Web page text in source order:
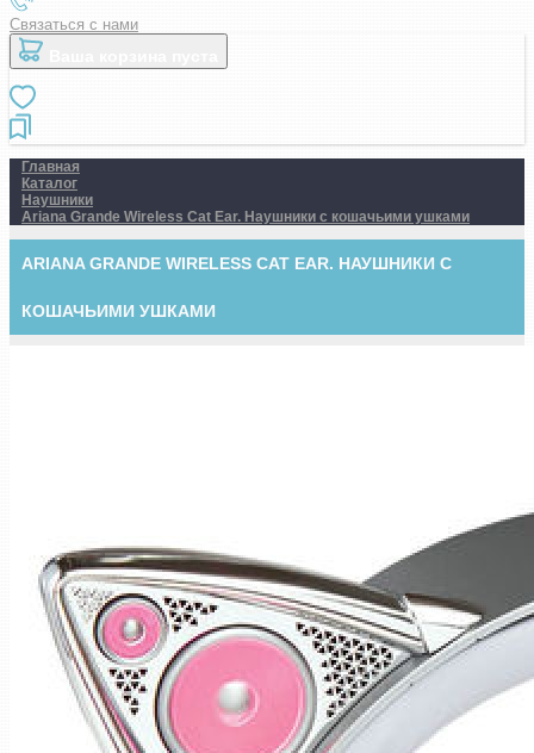
Связаться с нами
Главная
Каталог
Наушники
Ariana Grande Wireless Cat Ear. Наушники с кошачьими ушками
ARIANA GRANDE WIRELESS CAT EAR. НАУШНИКИ С
КОШАЧЬИМИ УШКАМИ